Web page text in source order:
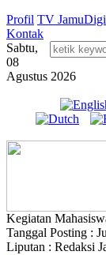
Profil TV
Kontak
Sabtu,
08
Agustus 2026
Kegiatan
Tanggal Posting :
Liputan : Redaksi